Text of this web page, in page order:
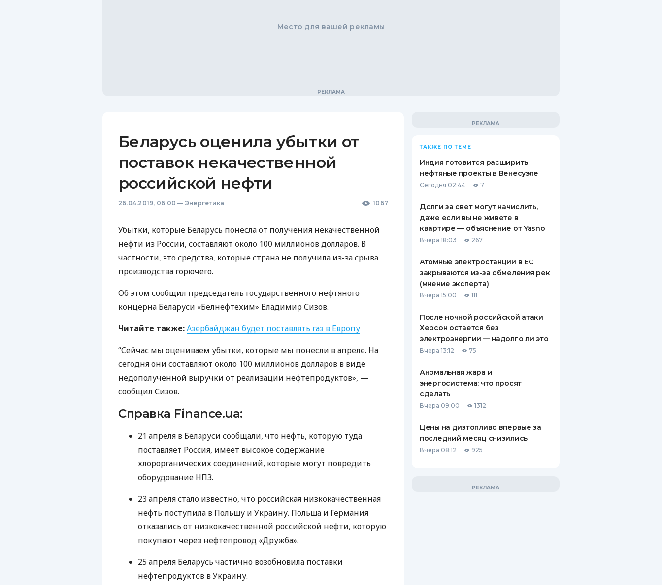
Место для вашей рекламы
Беларусь оценила убытки от
поставок некачественной
российской нефти
26.04.2019, 06:00 — Энергетика 1067
Убытки, которые Беларусь понесла от получения некачественной
нефти из России, составляют около 100 миллионов долларов. В
частности, это средства, которые страна не получила из-за срыва
производства горючего.
Об этом сообщил председатель государственного нефтяного
концерна Беларуси «Белнефтехим» Владимир Сизов.
Читайте также:Азербайджан будет поставлять газ в Европу
“Сейчас мы оцениваем убытки, которые мы понесли в апреле. На
сегодня они составляют около 100 миллионов долларов в виде
недополученной выручки от реализации нефтепродуктов», —
сообщил Сизов.
Справка Finance.ua:
21 апреля в Беларуси сообщали, что нефть, которую туда
поставляет Россия, имеет высокое содержание
хлорорганических соединений, которые могут повредить
оборудование НПЗ.
23 апреля стало известно, что российская низкокачественная
нефть поступила в Польшу и Украину. Польша и Германия
отказались от низкокачественной российской нефти, которую
покупают через нефтепровод «Дружба».
25 апреля Беларусь частично возобновила поставки
нефтепродуктов в Украину.
ТАКЖЕ ПО ТЕМЕ
Индия готовится расширить
нефтяные проекты в Венесуэле
Сегодня 02:44 7
Долги за свет могут начислить,
даже если вы не живете в
квартире — объяснение от Yasno
Вчера 18:03 267
Атомные электростанции в ЕС
закрываются из-за обмеления рек
(мнение эксперта)
Вчера 15:00 111
После ночной российской атаки
Херсон остается без
электроэнергии — надолго ли это
Вчера 13:12 75
Аномальная жара и
энергосистема: что просят
сделать
Вчера 09:00 1312
Цены на дизтопливо впервые за
последний месяц снизились
Вчера 08:12 925